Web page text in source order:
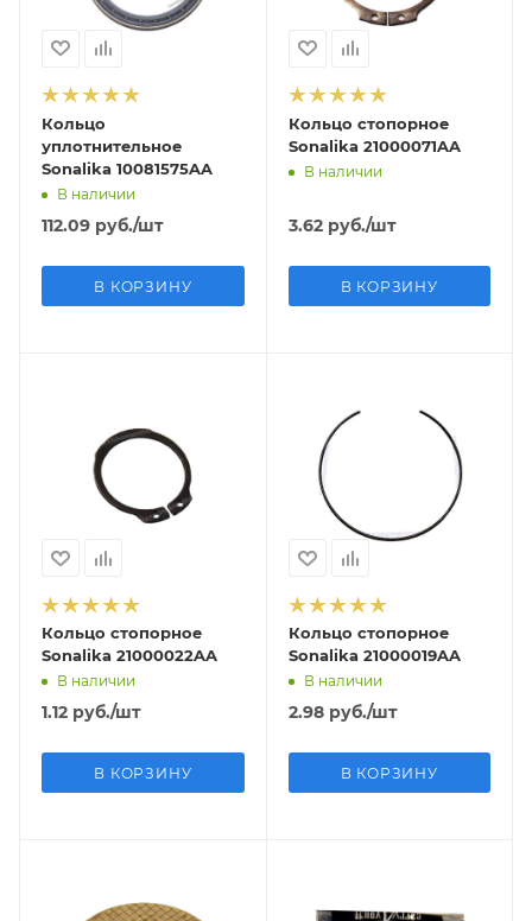
Кольцо
уплотнительное
Sonalika 10081575AA
В наличии
112.09 руб./шт
В КОРЗИНУ
Кольцо стопорное
Sonalika 21000071AA
В наличии
3.62руб./шт
В КОРЗИНУ
Кольцо стопорное
Sonalika 21000022AA
В наличии
1.12 руб./шт
В КОРЗИНУ
Кольцо стопорное
Sonalika 21000019AA
В наличии
2.98руб./шт
В КОРЗИНУ